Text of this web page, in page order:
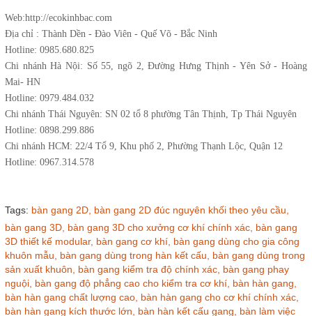
Web:http://ecokinhbac.com
Địa chỉ : Thành Dền - Đào Viên - Quế Võ - Bắc Ninh
Hotline: 0985.680.825
Chi nhánh Hà Nội: Số 55, ngõ 2, Đường Hưng Thịnh - Yên Sở - Hoàng
Mai- HN
Hotline: 0979.484.032
Chi nhánh Thái Nguyên: SN 02 tổ 8 phường Tân Thịnh, Tp Thái Nguyên
Hotline: 0898.299.886
Chi nhánh HCM: 22/4 Tổ 9, Khu phố 2, Phường Thạnh Lộc, Quận 12
Hotline: 0967.314.578
Tags: bàn gang 2D, bàn gang 2D đúc nguyên khối theo yêu cầu,
bàn gang 3D, bàn gang 3D cho xưởng cơ khí chính xác, bàn gang
3D thiết kế modular, bàn gang cơ khí, bàn gang dùng cho gia công
khuôn mẫu, bàn gang dùng trong hàn kết cấu, bàn gang dùng trong
sản xuất khuôn, bàn gang kiểm tra độ chính xác, bàn gang phay
nguội, bàn gang độ phẳng cao cho kiểm tra cơ khí, bàn hàn gang,
bàn hàn gang chất lượng cao, bàn hàn gang cho cơ khí chính xác,
bàn hàn gang kích thước lớn, bàn hàn kết cấu gang, bàn làm việc